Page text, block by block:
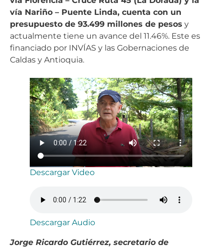
vía Nariño – Puente Linda, cuenta con un
presupuesto de 93.499 millones de pesos y
actualmente tiene un avance del 11.46%. Este es
financiado por INVÍAS y las Gobernaciones de
Caldas y Antioquia.
Descargar Video
Descargar Audio
Jorge Ricardo Gutiérrez, secretario de